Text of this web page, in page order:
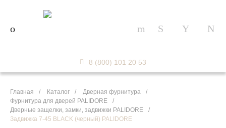
8 (800) 101 20 53
Главная / Каталог / Дверная фурнитура
/
Фурнитура для дверей PALIDORE
/
Дверные защелки, замки, задвижки PALIDORE
/
Задвижка 7-45 BLACK (черный) PALIDORE